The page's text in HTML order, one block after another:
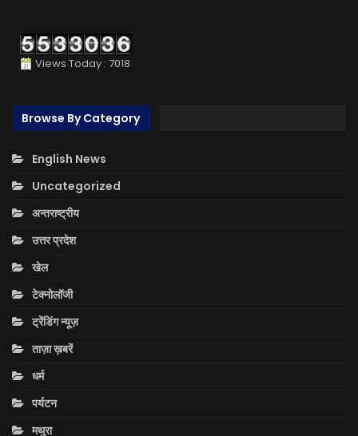
Views Today : 7018
Browse By Category
English News
Uncategorized
अन्तराष्ट्रीय
उत्तर प्रदेश
खेल
टेक्नोलॉजी
ट्रेंडिंग न्यूज़
ताज़ा ख़बरें
धर्म
पर्यटन
मथुरा